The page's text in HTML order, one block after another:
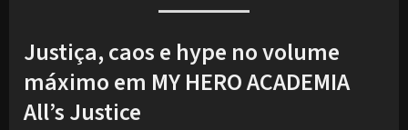
Justiça, caos e hype no volume
máximo em MY HERO ACADEMIA
All’s Justice